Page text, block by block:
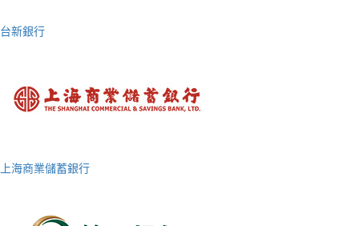
台新銀行
上海商業儲蓄銀行